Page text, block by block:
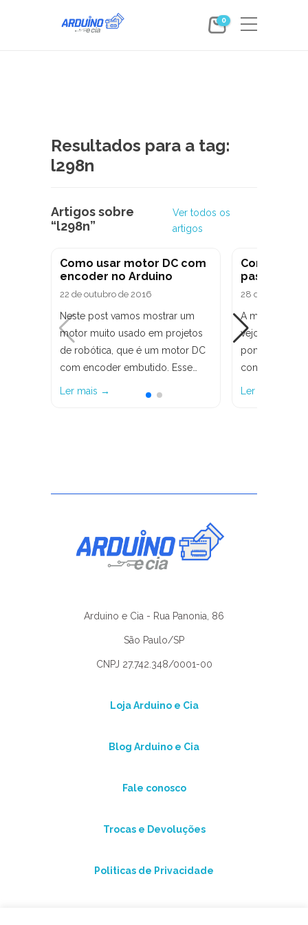
0
Resultados para a tag:
l298n
Artigos sobre
“l298n”
Ver todos os
artigos
Como usar motor DC com
encoder no Arduino
22 de outubro de 2016
Neste post vamos mostrar um
motor muito usado em projetos
de robótica, que é um motor DC
com encoder embutido. Esse…
Ler mais →
Controle
passo com
28 de agosto de
A maioria dos
vejo
ponte H
controle de
Ler mais →
Arduino e Cia - Rua Panonia, 86
São Paulo/SP
CNPJ 27.742.348/0001-00
Loja Arduino e Cia
Blog Arduino e Cia
Fale conosco
Trocas e Devoluções
Politicas de Privacidade